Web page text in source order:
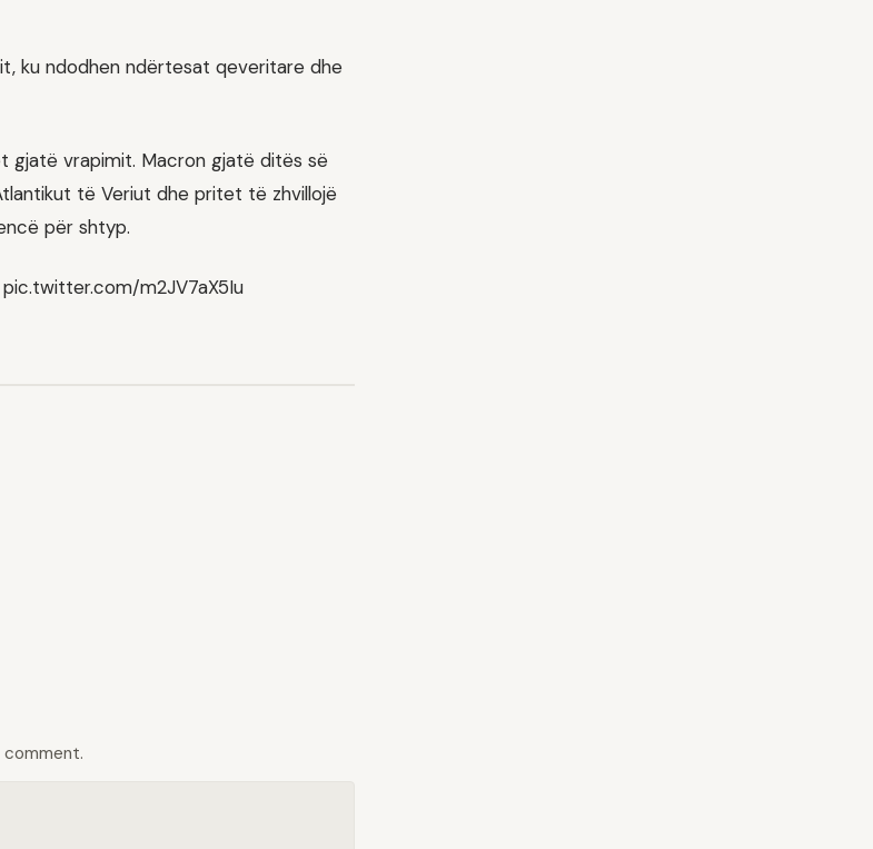
ku ndodhen ndërtesat qeveritare dhe
gjatë vrapimit. Macron gjatë ditës së
të Veriut dhe pritet të zhvillojë
për shtyp.
pic.twitter.com/m2JV7aX5Iu
comment.